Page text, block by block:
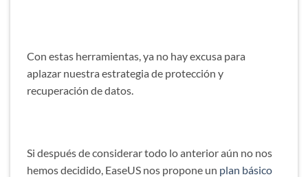
Con estas herramientas, ya no hay excusa para
aplazar nuestra estrategia de protección y
recuperación de datos.
Si después de considerar todo lo anterior aún no nos
hemos decidido, EaseUS nos propone un plan básico